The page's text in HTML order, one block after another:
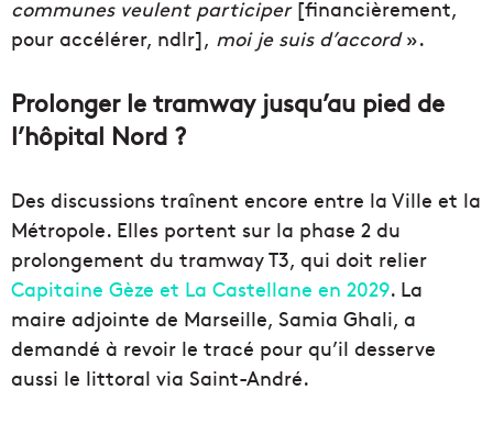
communes veulent participer[financièrement,
pour accélérer, ndlr], moi je suis d’accord».
Prolonger le tramway jusqu’au pied de
l’hôpital Nord ?
Des discussions traînent encore entre la Ville et la
Métropole. Elles portent sur la phase 2 du
prolongement du tramway T3, qui doit relier
Capitaine Gèze et La Castellane en 2029. La
maire adjointe de Marseille, Samia Ghali, a
demandé à revoir le tracé pour qu’il desserve
aussi le littoral via Saint-André.